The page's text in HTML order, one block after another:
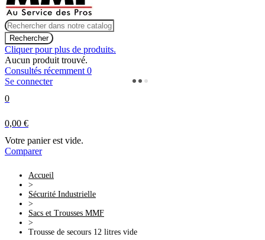
Rechercher
Cliquer pour plus de produits.
Aucun produit trouvé.
Consultés récemment 0
Se connecter
0
0,00 €
Votre panier est vide.
Comparer
Accueil
>
Sécurité Industrielle
>
Sacs et Trousses MMF
>
Trousse de secours 12 litres vide